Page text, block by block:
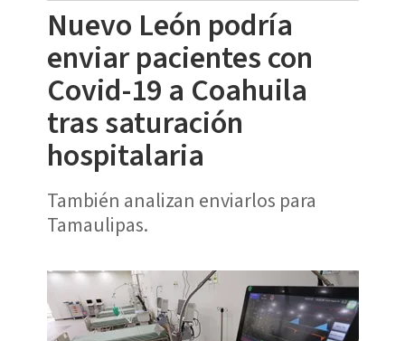
Nuevo León podría
enviar pacientes con
Covid-19 a Coahuila
tras saturación
hospitalaria
También analizan enviarlos para
Tamaulipas.